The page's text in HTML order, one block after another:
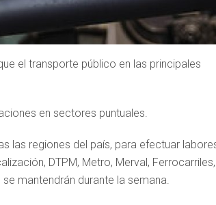
el transporte público en las principales
en sectores puntuales.
las regiones del país, para efectuar
DTPM, Metro, Merval, Ferrocarriles,
mantendrán durante la semana.